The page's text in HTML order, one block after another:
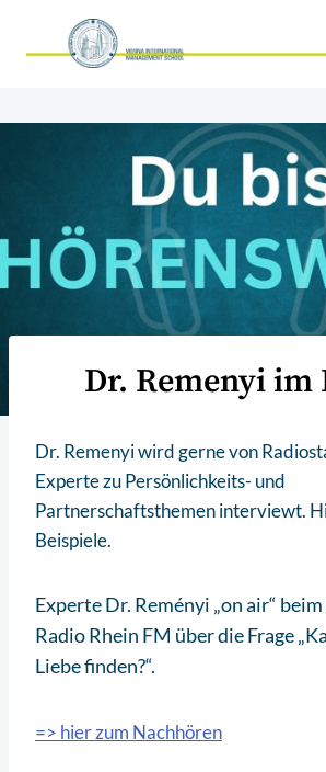
Dr. Remenyi im
Dr. Remenyi wird gerne von
Experte zu Persönlichkeits- und
Partnerschaftsthemen interviewt.
Beispiele.
Experte Dr. Reményi „on air“
Radio Rhein FM über die Frage
Liebe finden?“.
=> hier zum Nachhören